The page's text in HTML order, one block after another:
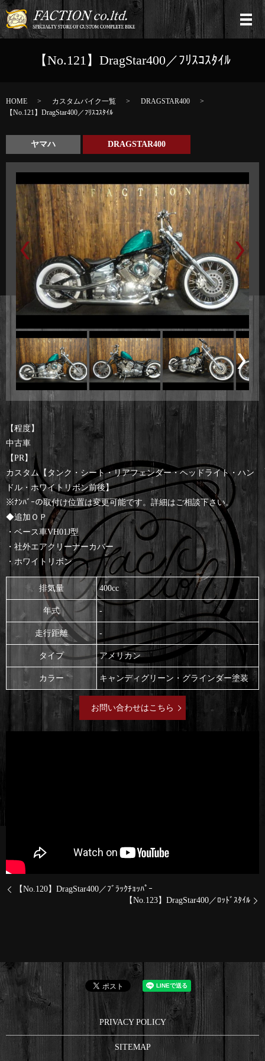
【No.121】DragStar400／ﾌﾘｽｺｽﾀｲﾙ
HOME カスタムバイク一覧
DRAGSTAR400
【No.121】DragStar400／ﾌﾘｽｺｽﾀｲﾙ
ヤマハ DRAGSTAR400
【程度】
中古車
【PR】
カスタム【タンク・シート・リアフェンダー・ヘッドライト・ハン
ドル・ホワイトリボン前後】
※ﾅﾝﾊﾞｰの取付け位置は変更可能です。詳細はご相談下さい。
◆追加ＯＰ
・ベース車VH01J型
・社外エアクリーナーカバー
・ホワイトリボン
排気量 400cc
年式 -
走行距離 -
タイプ アメリカン
カラー キャンディグリーン・グラインダー塗装
お問い合わせはこちら
【No.120】DragStar400／ﾌﾞﾗｯｸﾁｮｯﾊﾟｰ
【No.123】DragStar400／ﾛｯﾄﾞｽﾀｲﾙ
PRIVACY POLICY
SITEMAP